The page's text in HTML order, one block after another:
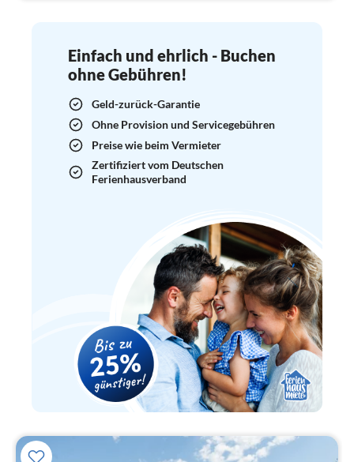
Einfach und ehrlich - Buchen
ohne Gebühren!
Geld-zurück-Garantie
Ohne Provision und Servicegebühren
Preise wie beim Vermieter
Zertifiziert vom Deutschen
Ferienhausverband